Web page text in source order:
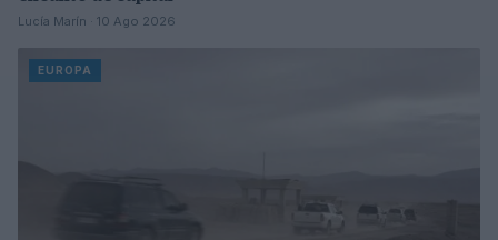
Lucía Marín · 10 Ago 2026
EUROPA